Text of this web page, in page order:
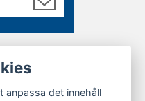
anpassa det innehåll